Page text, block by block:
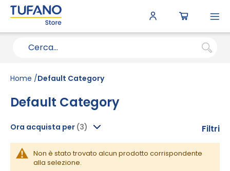
Home Default Category
Default Category
Non è stato trovato alcun prodotto corrispondente
alla selezione.
Filtri
Ora acquista per